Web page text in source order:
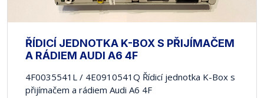
ŘÍDICÍ JEDNOTKA K-BOX S PŘIJÍMAČEM
A RÁDIEM AUDI A6 4F
4F0035541L / 4E0910541Q Řídicí jednotka K-Box s
přijímačem a rádiem Audi A6 4F